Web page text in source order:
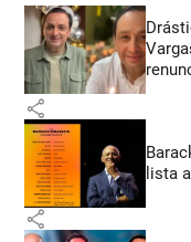
share
lista
share